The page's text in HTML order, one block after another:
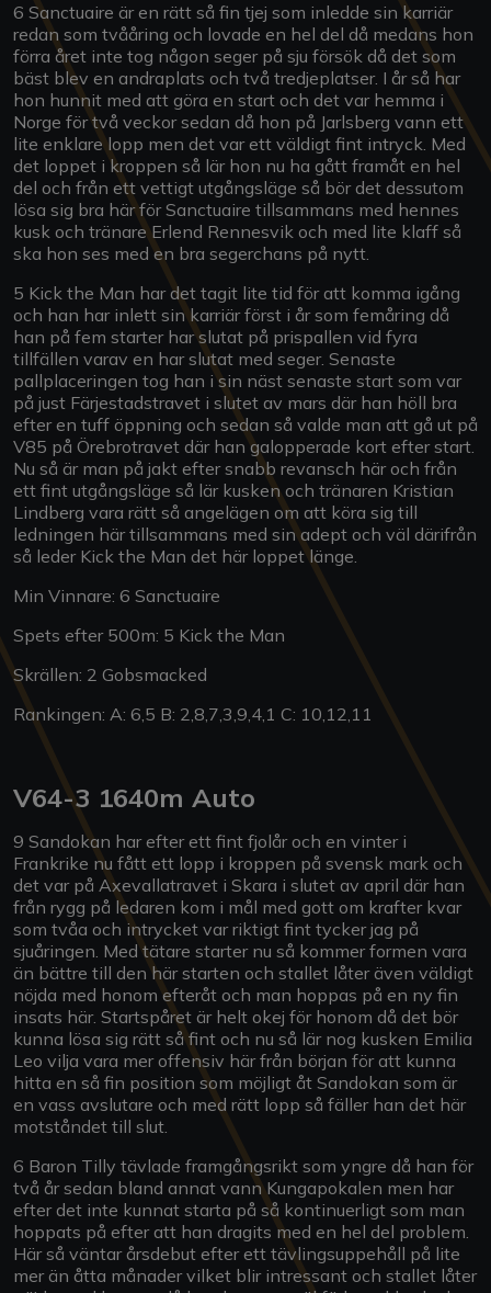
6 Sanctuaire är en rätt så fin tjej som inledde sin karriär
redan som tvååring och lovade en hel del då medans hon
förra året inte tog någon seger på sju försök då det som
bäst blev en andraplats och två tredjeplatser. I år så har
hon hunnit med att göra en start och det var hemma i
Norge för två veckor sedan då hon på Jarlsberg vann ett
lite enklare lopp men det var ett väldigt fint intryck. Med
det loppet i kroppen så lär hon nu ha gått framåt en hel
del och från ett vettigt utgångsläge så bör det dessutom
lösa sig bra här för Sanctuaire tillsammans med hennes
kusk och tränare Erlend Rennesvik och med lite klaff så
ska hon ses med en bra segerchans på nytt.
5 Kick the Man har det tagit lite tid för att komma igång
och han har inlett sin karriär först i år som femåring då
han på fem starter har slutat på prispallen vid fyra
tillfällen varav en har slutat med seger. Senaste
pallplaceringen tog han i sin näst senaste start som var
på just Färjestadstravet i slutet av mars där han höll bra
efter en tuff öppning och sedan så valde man att gå ut på
V85 på Örebrotravet där han galopperade kort efter start.
Nu så är man på jakt efter snabb revansch här och från
ett fint utgångsläge så lär kusken och tränaren Kristian
Lindberg vara rätt så angelägen om att köra sig till
ledningen här tillsammans med sin adept och väl därifrån
så leder Kick the Man det här loppet länge.
Min Vinnare: 6 Sanctuaire
Spets efter 500m: 5 Kick the Man
Skrällen: 2 Gobsmacked
Rankingen: A: 6,5 B: 2,8,7,3,9,4,1 C: 10,12,11
V64-3 1640m Auto
9 Sandokan har efter ett fint fjolår och en vinter i
Frankrike nu fått ett lopp i kroppen på svensk mark och
det var på Axevallatravet i Skara i slutet av april där han
från rygg på ledaren kom i mål med gott om krafter kvar
som tvåa och intrycket var riktigt fint tycker jag på
sjuåringen. Med tätare starter nu så kommer formen vara
än bättre till den här starten och stallet låter även väldigt
nöjda med honom efteråt och man hoppas på en ny fin
insats här. Startspåret är helt okej för honom då det bör
kunna lösa sig rätt så fint och nu så lär nog kusken Emilia
Leo vilja vara mer offensiv här från början för att kunna
hitta en så fin position som möjligt åt Sandokan som är
en vass avslutare och med rätt lopp så fäller han det här
motståndet till slut.
6 Baron Tilly tävlade framgångsrikt som yngre då han för
två år sedan bland annat vann Kungapokalen men har
efter det inte kunnat starta på så kontinuerligt som man
hoppats på efter att han dragits med en hel del problem.
Här så väntar årsdebut efter ett tävlingsuppehåll på lite
mer än åtta månader vilket blir intressant och stallet låter